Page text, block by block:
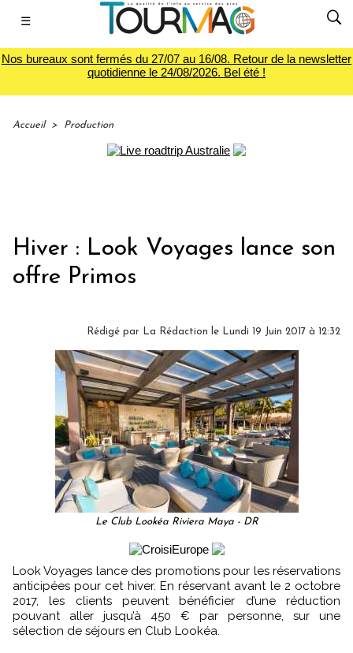
☰
Nos bureaux sont fermés du 27/07 au 16/08. Retour de la newsletter
quotidienne le 24/08/2026. Bel été !
Accueil > Production
Hiver : Look Voyages lance son
offre Primos
Rédigé par La Rédaction le Lundi 19 Juin 2017 à 12:32
Le Club Lookéa Riviera Maya - DR
Look Voyages lance des promotions pour les réservations
anticipées pour cet hiver. En réservant avant le 2 octobre
2017, les clients peuvent bénéficier d’une réduction
pouvant aller jusqu’à 450 € par personne, sur une
sélection de séjours en Club Lookéa.